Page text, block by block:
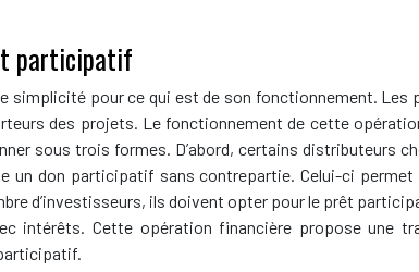
participatif
simplicité pour ce qui est de son fonctionnement.
des projets. Le fonctionnement de cette
sous trois formes. D’abord, certains distributeurs
un don participatif sans contrepartie. Celui-ci
d’investisseurs, ils doivent opter pour le prêt
intérêts. Cette opération financière propose une